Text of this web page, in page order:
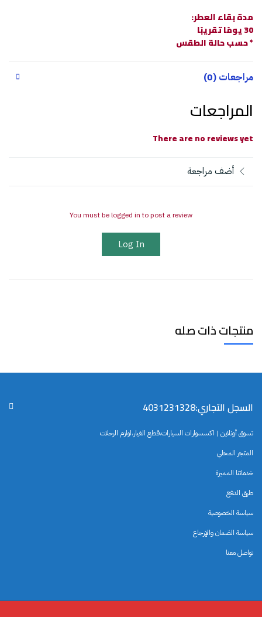
مدة بقاء العطر:
30 يومًا تقريبًا
* حسب حالة الطقس
مراجعات (0)
المراجعات
There are no reviews yet
أضف مراجعة
You must be logged in to post a review
Log In
منتجات ذات صله
السجل التجاري:4031231328
تسوق أونلاين | اكسسوارات السيارات،قطع الغيار،لوازم الرحلات
المتجر المحلي
خدماتنا المميزة
طرق الدفع
سياسة الخصوصية
سياسة الضمان والإرجاع
تواصل معنا